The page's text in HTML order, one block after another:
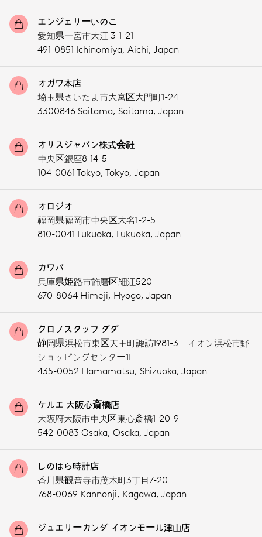
エンジェリーいのこ
愛知県一宮市大江 3-1-21
491-0851 Ichinomiya, Aichi, Japan
オガワ本店
埼玉県さいたま市大宮区大門町1-24
3300846 Saitama, Saitama, Japan
オリスジャパン株式会社
中央区銀座8-14-5
104-0061 Tokyo, Tokyo, Japan
オロジオ
福岡県福岡市中央区大名1-2-5
810-0041 Fukuoka, Fukuoka, Japan
カワバ
兵庫県姫路市飾磨区細江520
670-8064 Himeji, Hyogo, Japan
クロノスタッフ ダダ
静岡県浜松市東区天王町諏訪1981-3 イオン浜松市野
ショッピングセンター1F
435-0052 Hamamatsu, Shizuoka, Japan
ケルエ 大阪心斎橋店
大阪府大阪市中央区東心斎橋1-20-9
542-0083 Osaka, Osaka, Japan
しのはら時計店
香川県観音寺市茂木町3丁目7-20
768-0069 Kannonji, Kagawa, Japan
ジュエリーカンダ イオンモール津山店